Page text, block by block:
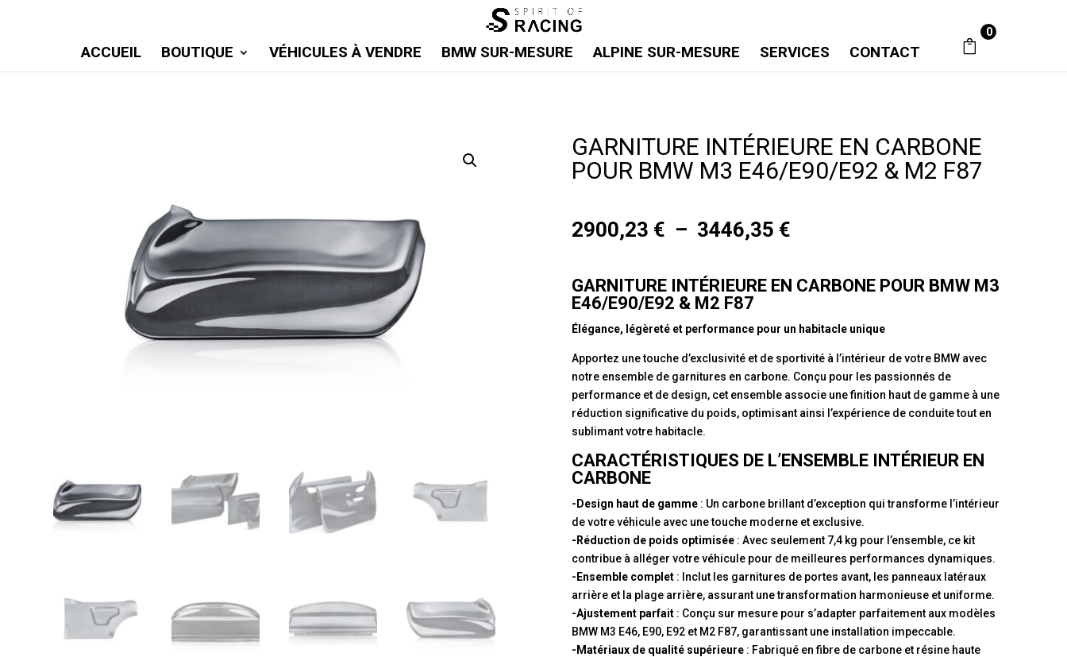
ACCUEIL BOUTIQUE VÉHICULES À VENDRE BMW SUR-MESURE ALPINE SUR-MESURE SERVICES CONTACT
0
GARNITURE INTÉRIEURE EN CARBONE
POUR BMW M3 E46/E90/E92 & M2 F87
2900,23 € – 3446,35 €
2900,23 €
3446,35 €
GARNITURE INTÉRIEURE EN CARBONE POUR BMW M3
E46/E90/E92 & M2 F87
Élégance, légèreté et performance pour un habitacle unique
Apportez une touche d’exclusivité et de sportivité à l’intérieur de votre BMW avec
notre ensemble de garnitures en carbone. Conçu pour les passionnés de
performance et de design, cet ensemble associe une finition haut de gamme à une
réduction significative du poids, optimisant ainsi l’expérience de conduite tout en
sublimant votre habitacle.
CARACTÉRISTIQUES DE L’ENSEMBLE INTÉRIEUR EN
CARBONE
-Design haut de gamme : Un carbone brillant d’exception qui transforme l’intérieur
de votre véhicule avec une touche moderne et exclusive.
-Réduction de poids optimisée : Avec seulement 7,4 kg pour l’ensemble, ce kit
contribue à alléger votre véhicule pour de meilleures performances dynamiques.
-Ensemble complet : Inclut les garnitures de portes avant, les panneaux latéraux
arrière et la plage arrière, assurant une transformation harmonieuse et uniforme.
-Ajustement parfait : Conçu sur mesure pour s’adapter parfaitement aux modèles
BMW M3 E46, E90, E92 et M2 F87, garantissant une installation impeccable.
-Matériaux de qualité supérieure : Fabriqué en fibre de carbone et résine haute